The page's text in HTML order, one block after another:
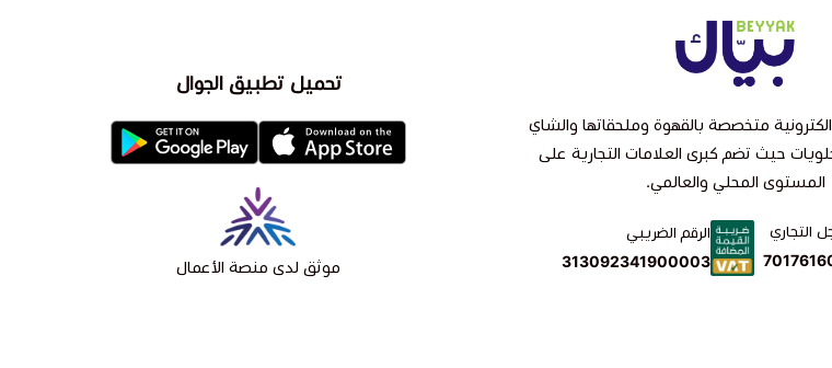
متخصصة بالقهوة وملحقاتها والشاي
حيث تضم كبرى العلامات التجارية على
المستوى المحلي والعالمي.
التجاري
الرقم الضريبي
313092341900003
تحميل تطبيق الجوال
موثق لدى منصة الأعمال